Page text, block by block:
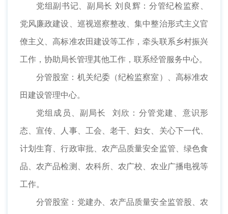
党组副书记、副局长 刘良辉：分管纪检监察、
党风廉政建设、巡视巡察整改、集中整治形式主义官
僚主义、高标准农田建设等工作，牵头联系乡村振兴
工作，协助局长管理其他工作，联系经管服务中心。
分管股室：机关纪委（纪检监察室）、高标准农
田建设管理中心。
党组成员、副局长 刘欣：分管党建、意识形
态、宣传、人事、工会、老干、妇女、关心下一代、
计划生育、行政审批、农产品质量安全监管、绿色食
品、农产品检测、农科所、农广校、农业广播电视等
工作。
分管股室：党建办、农产品质量安全监管股、农